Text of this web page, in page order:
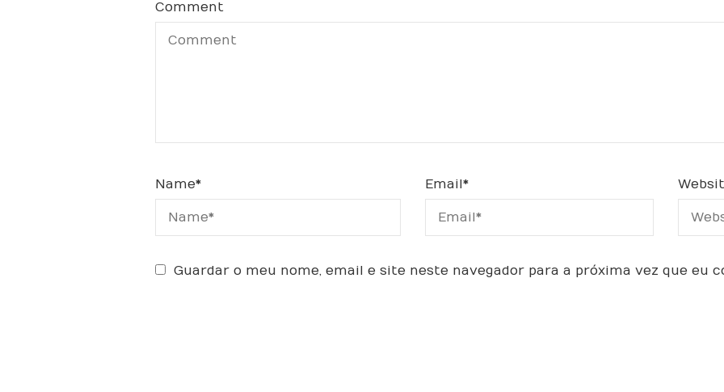
Comment
Name* Email*
Guardar o meu nome, email e site neste navegador para a próxima vez que eu